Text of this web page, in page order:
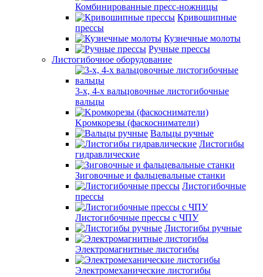
Комбинированные пресс-ножницы
Кривошипные
прессы
Кузнечные молоты
Ручные прессы
Листогибочное оборудование
3-х, 4-х вальцовочные листогибочные
вальцы
Kромкорезы (фаскосниматели)
Вальцы ручные
Листогибы
гидравлические
Зиговочные и фальцевальные станки
Листогибочные
прессы
Листогибочные прессы с ЧПУ
Листогибы ручные
Электромагнитные листогибы
Электромеханические листогибы